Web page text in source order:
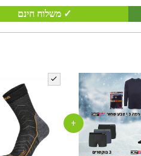
✓ משלוח חינם
+